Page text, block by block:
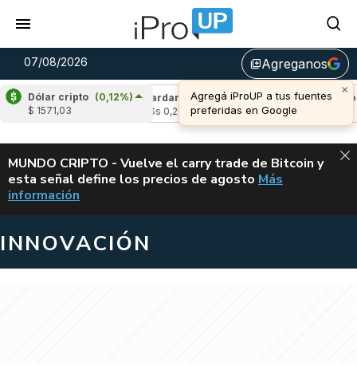
07/08/2026 library_addAgreganos
×
Agregá iProUP a tus fuentes
preferidas en Google
Dólar cripto (0,12%)
$ 1571,03
(-2,47%)
Cardano (6,39%)
u$s 0,20
Avalanche
(-
u$s 6,41
ALERTA
MUNDO CRIPTO - Vuelve el carry trade de Bitcoin y
esta señal define los precios de agosto VUELVE EL
Más
información
INNOVACIÓN